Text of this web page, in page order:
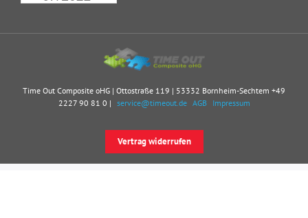
Time Out Composite oHG | Ottostraße 119 | 53332 Bornheim-Sechtem +49
2227 90 81 0 | service@timeout.de AGB Impressum
Vertrag widerrufen